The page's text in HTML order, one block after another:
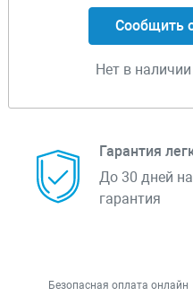
Сообщить
Нет в наличии
Гарантия
До 30 дней
гарантия
Безопасная оплата онлайн